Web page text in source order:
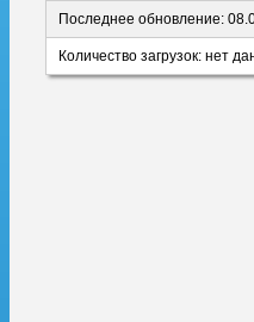
Последнее обновление:
Количество загрузок: нет